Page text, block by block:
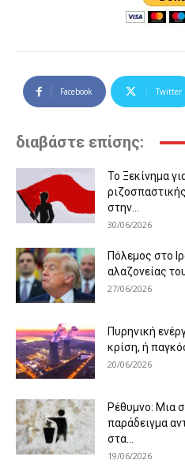
Facebook Twitter
διαβάστε επίσης:
Το Ξεκίνημα
στην...
30/06/2026
Πόλεμος στο
αλαζονείας
27/06/2026
Πυρηνική
κρίση, ή
20/06/2026
Ρέθυμνο: Μια
παράδειγμα
στα...
19/06/2026